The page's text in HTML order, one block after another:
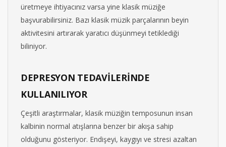
üretmeye ihtiyacınız varsa yine klasik müziğe
başvurabilirsiniz. Bazı klasik müzik parçalarının beyin
aktivitesini artırarak yaratıcı düşünmeyi tetiklediği
biliniyor.
DEPRESYON TEDAVİLERİNDE
KULLANILIYOR
Çeşitli araştırmalar, klasik müziğin temposunun insan
kalbinin normal atışlarına benzer bir akışa sahip
olduğunu gösteriyor. Endişeyi, kaygıyı ve stresi azaltan